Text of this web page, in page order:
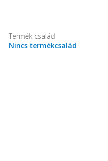
Termék család
Nincs termékcsalád